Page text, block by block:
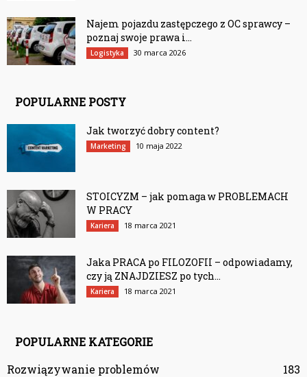
Najem pojazdu zastępczego z OC sprawcy –
poznaj swoje prawa i...
Logistyka 30 marca 2026
POPULARNE POSTY
Jak tworzyć dobry content?
Marketing 10 maja 2022
STOICYZM – jak pomaga w PROBLEMACH
W PRACY
Kariera 18 marca 2021
Jaka PRACA po FILOZOFII – odpowiadamy,
czy ją ZNAJDZIESZ po tych...
Kariera 18 marca 2021
POPULARNE KATEGORIE
Rozwiązywanie problemów
183